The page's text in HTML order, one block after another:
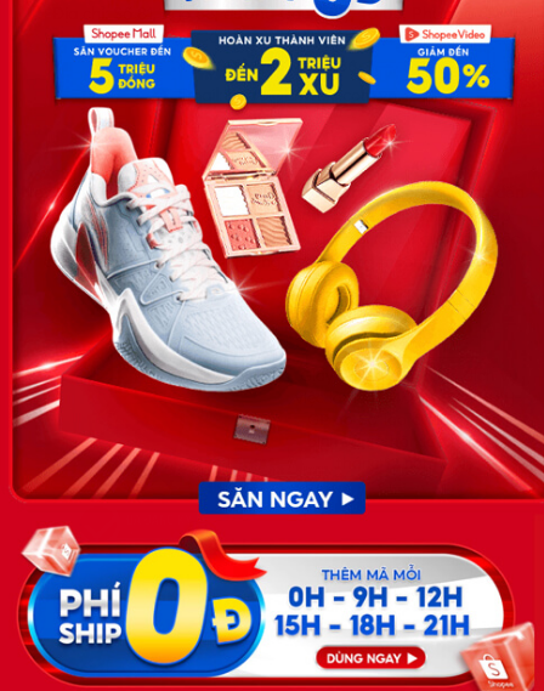
Địa chỉ: Số 81, ngõ 68, đường Cầu Giấy, Tổ 05, Phường Quan
Hoa, Quận Cầu Giấy, TP Hà Nội, Việt Nam
SĐT: 0981 448 766
Email:
hotro@timviec.com.vn
VỀ CHÚNG TÔI
News.timviec.com.vn là website cung cấp thông tin liên quan đến
nhân sự, nghề nghiệp do Timviec.com.vn vận hành nhằm giúp
doanh nghiệp, nhân sự tuyển dụng, người đi làm, người tìm việc
cập nhật thông tin và đáp ứng được mong muốn của mình.
KẾT NỐI
Giấy phép hoạt động dịch vụ
việc làm số 54/2019/SLĐTBXH-
GP do Sở lao động thương
binh và xã hội cấp ngày 30
tháng 12 năm 2019.